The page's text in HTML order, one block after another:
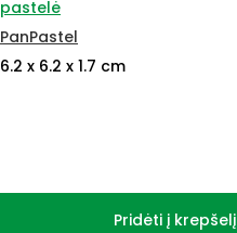
pastelė
PanPastel
6.2 x 6.2 x 1.7 cm
Pridėti į krepšelį